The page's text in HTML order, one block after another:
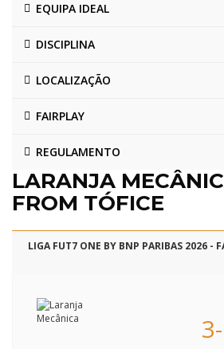
EQUIPA IDEAL
DISCIPLINA
LOCALIZAÇÃO
FAIRPLAY
REGULAMENTO
LARANJA
FROM TÓFICE
LIGA FUT7 ONE BY BNP PARIBAS 2026 -